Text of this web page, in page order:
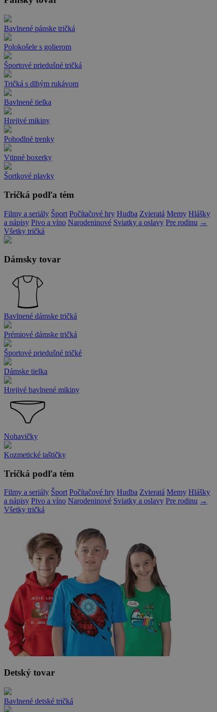
Bavlnené pánske tričká
Polokošele s golierom
Športové priedušné tričká
Tričká s dlhým rukávom
Bavlnené tielka
Hrejivé mikiny
Pohodlné trenky
Vtipné boxerky
Šortkové plavky
Tričká podľa tém
Filmy a seriály Šport Počítačové hry Hudba Zvieratá Memy Hlášky
a nápisy Pivo a víno Narodeninové Sviatky a oslavy Pre rodinu →
Všetky tričká
Dámsky tovar
Bavlnené dámske tričká
Prémiové dámske tričká
Športové priedušné tričké
Dámske tielka
Hrejivé bavlnené mikiny
Nohavičky
Kozmetické taštičky
Tričká podľa tém
Filmy a seriály Šport Počítačové hry Hudba Zvieratá Memy Hlášky
a nápisy Pivo a víno Narodeninové Sviatky a oslavy Pre rodinu →
Všetky tričká
Detský tovar
Bavlnené detské tričká